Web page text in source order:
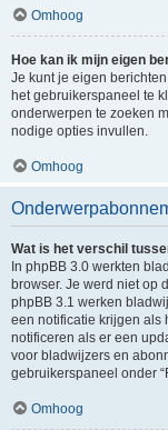
Omhoog
Hoe kan ik mijn eigen
Je kunt je eigen
het gebruikerspaneel te
onderwerpen te zoeken
nodige opties invullen.
Omhoog
Wat is het verschil
In phpBB 3.0 werkten
browser. Je werd niet op
phpBB 3.1 werken
een notificatie krijgen als
notificeren als er een
voor bladwijzers en
gebruikerspaneel onder
Omhoog